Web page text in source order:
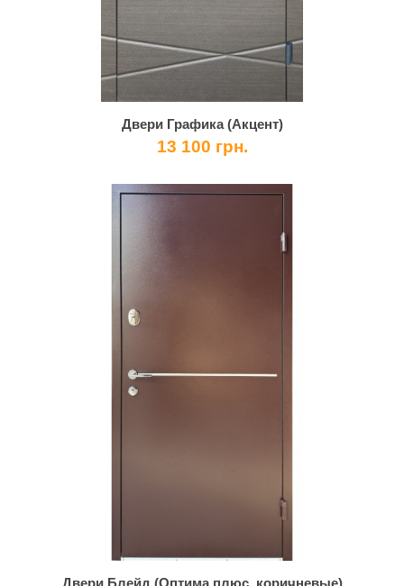
Двери Графика (Акцент)
13 100 грн.
Двери Блейд (Оптима плюс, коричневые)